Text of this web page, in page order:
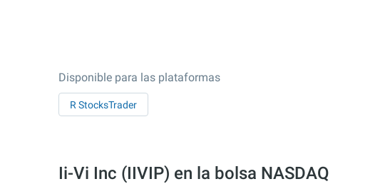
Disponible para las plataformas
R StocksTrader
Ii-Vi Inc (IIVIP) en la bolsa NASDAQ